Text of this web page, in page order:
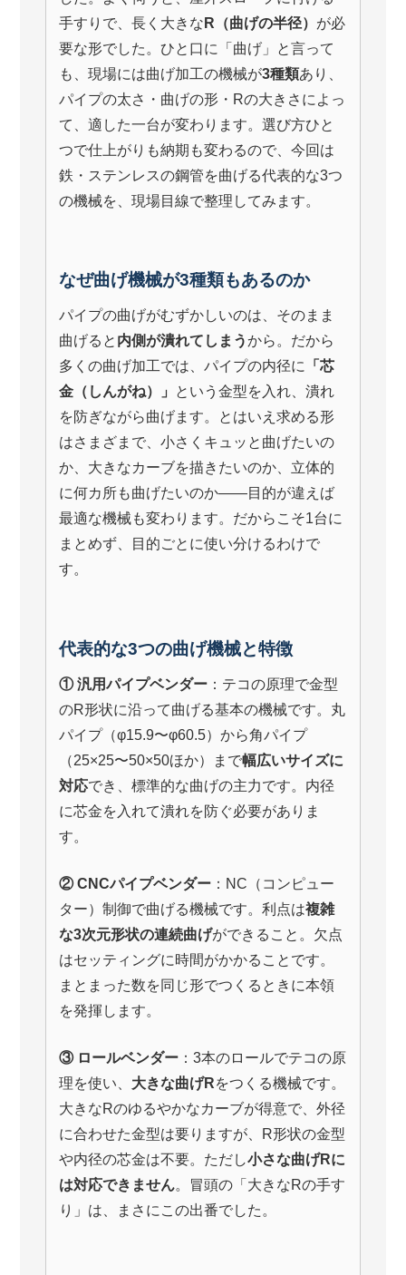
手すりで、長く大きな R（曲げの半径） が必
要な形でした。ひと口に「曲げ」と言って
も、現場には曲げ加工の機械が3種類あり、
パイプの太さ・曲げの形・Rの大きさによっ
て、適した一台が変わります。選び方ひと
つで仕上がりも納期も変わるので、今回は
鉄・ステンレスの鋼管を曲げる代表的な3つ
の機械を、現場目線で整理してみます。
なぜ曲げ機械が3種類もあるのか
パイプの曲げがむずかしいのは、そのまま
曲げると 内側が潰れてしまうから。だから
多くの曲げ加工では、パイプの内径に 「芯
金（しんがね）」
という金型を入れ、潰れ
を防ぎながら曲げます。とはいえ求める形
はさまざまで、小さくキュッと曲げたいの
か、大きなカーブを描きたいのか、立体的
に何カ所も曲げたいのか——目的が違えば
最適な機械も変わります。だからこそ1台に
まとめず、目的ごとに使い分けるわけで
す。
代表的な3つの曲げ機械と特徴
① 汎用パイプベンダー：テコの原理で金型
のR形状に沿って曲げる基本の機械です。丸
パイプ（φ15.9〜φ60.5）から角パイプ
（25×25〜50×50ほか）まで幅広いサイズに
対応でき、標準的な曲げの主力です。内径
に芯金を入れて潰れを防ぐ必要がありま
す。
② CNCパイプベンダー：NC（コンピュー
ター）制御で曲げる機械です。利点は複雑
な3次元形状の連続曲げができること。欠点
はセッティングに時間がかかることです。
まとまった数を同じ形でつくるときに本領
を発揮します。
③ ロールベンダー：3本のロールでテコの原
理を使い、 大きな曲げRをつくる機械です。
大きなRのゆるやかなカーブが得意で、外径
に合わせた金型は要りますが、R形状の金型
や内径の芯金は不要。ただし小さな曲げRに
は対応できません。冒頭の「大きなRの手す
り」は、まさにこの出番でした。